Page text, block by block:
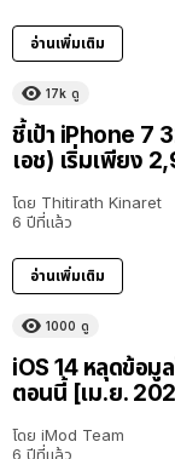
อ่านเพิ่มเติม
17k ดู
ชี้เป้า iPhone 7
เอช) เริ่มเพียง
โดย Thitirath Kinaret
6 ปีที่แล้ว
อ่านเพิ่มเติม
1000 ดู
iOS 14 หลุดข้อมู
ตอนนี้ [เม.ย.
โดย iMod Team
6 ปีที่แล้ว